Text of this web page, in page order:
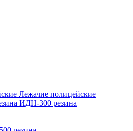
Лежачие полицейские
ИДН-300 резина